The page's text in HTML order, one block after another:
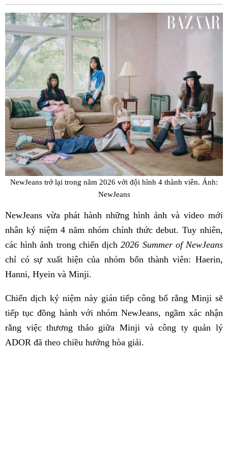
NewJeans trở lại trong năm 2026 với đội hình 4 thành viên. Ảnh:
NewJeans
NewJeans vừa phát hành những hình ảnh và video mới
nhân kỷ niệm 4 năm nhóm chính thức debut. Tuy nhiên,
các hình ảnh trong chiến dịch2026 Summer of NewJeans
chỉ có sự xuất hiện của nhóm bốn thành viên: Haerin,
Hanni, Hyein và Minji.
Chiến dịch kỷ niệm này gián tiếp công bố rằng Minji sẽ
tiếp tục đồng hành với nhóm NewJeans, ngầm xác nhận
rằng việc thương thảo giữa Minji và công ty quản lý
ADOR đã theo chiều hướng hòa giải.